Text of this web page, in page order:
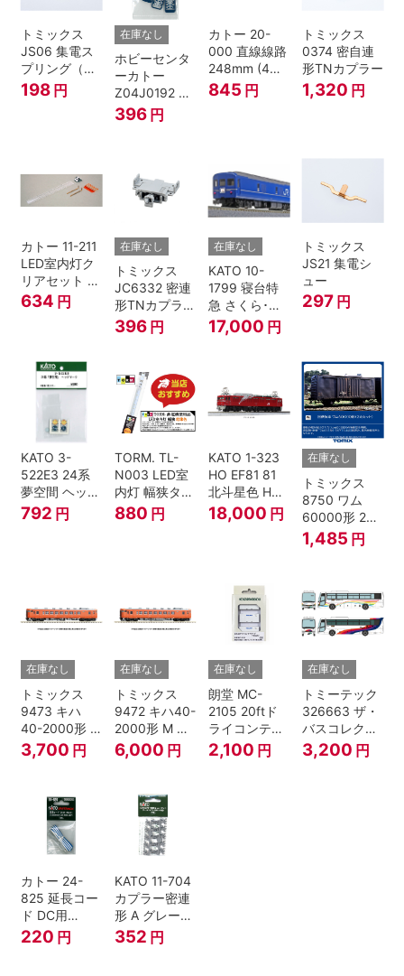
トミックス
JS06 集電ス
プリング（Ｌ
=7.5mm・4個
入） 鉄道模型
198 円
在庫なし
ホビーセンタ
ーカトー
Z04J0192 ク
モハ115 横須
賀色 ジャンパ
396 円
カトー 20-
000 直線線路
248mm (4本
入) Nゲージ
845 円
トミックス
0374 密自連
形TNカプラー
1,320 円
カトー 11-211
LED室内灯ク
リアセット N
ゲージ
634 円
在庫なし
トミックス
JC6332 密連
形TNカプラー
(SPグレー電
連付・211系)
396 円
在庫なし
KATO 10-
1799 寝台特
急 さくら･は
やぶさ/富士
24系 9両セッ
17,000 円
トミックス
JS21 集電シ
ュー
297 円
KATO 3-
522E3 24系
夢空間 ヘッド
マーク 4種各1
792 円
TORM. TL-
N003 LED室
内灯 幅狭タイ
プ・電球色 1
本 鉄道模型
880 円
KATO 1-323
HO EF81 81
北斗星色 HO
ゲージ
18,000 円
在庫なし
トミックス
8750 ワム
60000形 2両
セット Nゲー
ジ
1,485 円
在庫なし
トミックス
9473 キハ
40-2000形 T
Nゲージ
3,700 円
在庫なし
トミックス
9472 キハ40-
2000形 M N
ゲージ
6,000 円
在庫なし
朗堂 MC-
2105 20ftド
ライコンテナ
タイプ
TRANCY
2,100 円
在庫なし
トミーテック
326663 ザ・
バスコレクシ
ョン 西日本鉄
道・九州産交
3,200 円
カトー 24-
825 延長コー
ド DC用
(90cm）
220 円
KATO 11-704
カプラー密連
形 A グレー
(20個入) (ア
ーノルドカプ
352 円